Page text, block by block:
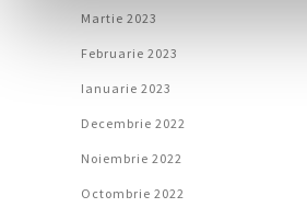
Martie 2023
Februarie 2023
Ianuarie 2023
Decembrie 2022
Noiembrie 2022
Octombrie 2022